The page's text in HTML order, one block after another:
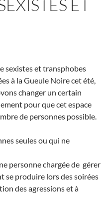
ET
sexistes et transphobes
à la Gueule Noire cet été,
changer un certain
pour que cet espace
de personnes possible.
seules ou qui ne
personne chargée de gérer
se produire lors des soirées
des agressions et à